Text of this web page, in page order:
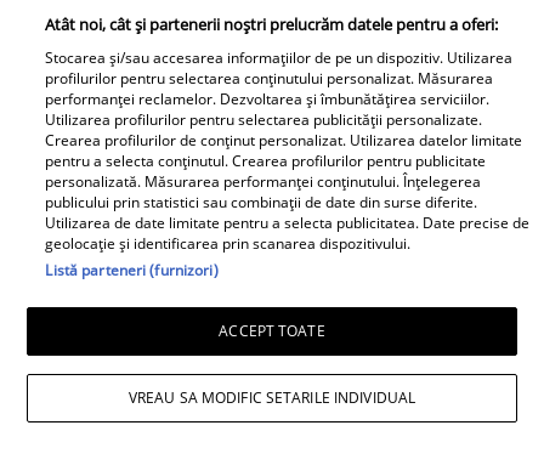
Observator News
Dronă doborâtă în premieră
deasupra României. A fost lovită
de racheta unui F-16 al Forţelor
Aeriene Române
Libertatea pentru Femei
Atât noi, cât și partenerii noștri prelucrăm datele pentru a oferi:
Stocarea și/sau accesarea informațiilor de pe un dispozitiv. Utilizarea
profilurilor pentru selectarea conținutului personalizat. Măsurarea
performanței reclamelor. Dezvoltarea și îmbunătățirea serviciilor.
Utilizarea profilurilor pentru selectarea publicității personalizate.
Crearea profilurilor de conținut personalizat. Utilizarea datelor limitate
pentru a selecta conținutul. Crearea profilurilor pentru publicitate
personalizată. Măsurarea performanței conținutului. Înțelegerea
publicului prin statistici sau combinații de date din surse diferite.
Utilizarea de date limitate pentru a selecta publicitatea. Date precise de
geolocație și identificarea prin scanarea dispozitivului.
Listă parteneri (furnizori)
ACCEPT TOATE
VREAU SA MODIFIC SETARILE INDIVIDUAL